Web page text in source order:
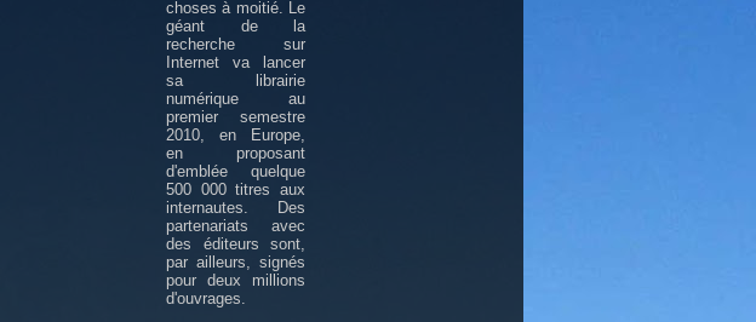
choses à moitié. Le
géant de la
recherche sur
Internet va lancer
sa librairie
numérique au
premier semestre
2010, en Europe,
en proposant
d'emblée quelque
500 000 titres aux
internautes. Des
partenariats avec
des éditeurs sont,
par ailleurs, signés
pour deux millions
d'ouvrages.